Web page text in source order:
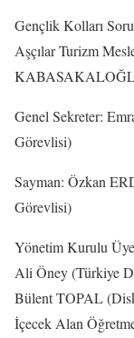
Gençlik Kolları
Aşçılar Turizm
Genel Sekreter:
Görevlisi)
Sayman: Özkan
Görevlisi)
Yönetim Kurulu
Ali Öney (Türkiye
Bülent TOPAL
İçecek Alan